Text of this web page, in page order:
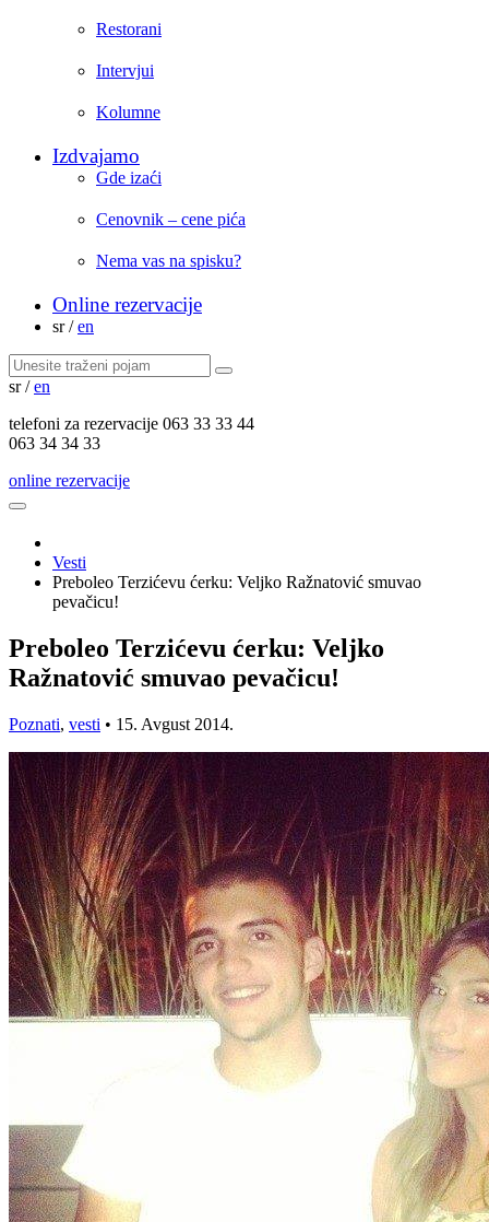
Restorani
Intervjui
Kolumne
Izdvajamo
Gde izaći
Cenovnik – cene pića
Nema vas na spisku?
Online rezervacije
sr / en
sr / en
telefoni za rezervacije 063 33 33 44
063 34 34 33
online rezervacije
Vesti
Preboleo Terzićevu ćerku: Veljko Ražnatović smuvao
pevačicu!
Preboleo Terzićevu ćerku: Veljko
Ražnatović smuvao pevačicu!
Poznati, vesti • 15. Avgust 2014.